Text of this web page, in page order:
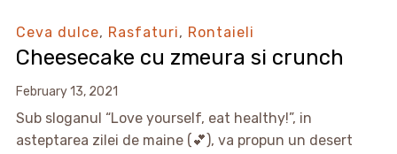
Ceva dulce, Rasfaturi, Rontaieli
Cheesecake cu zmeura si crunch
February 13, 2021
Sub sloganul “Love yourself, eat healthy!”, in
asteptarea zilei de maine (💕), va propun un desert